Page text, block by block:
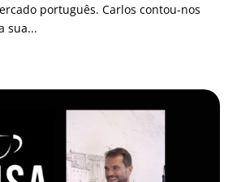
português. Carlos contou-nos
sua...